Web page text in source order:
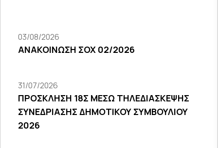
03/08/2026
ΑΝΑΚΟΙΝΩΣΗ ΣΟΧ 02/2026
31/07/2026
ΠΡΟΣΚΛΗΣΗ 18Σ ΜΕΣΩ ΤΗΛΕΔΙΑΣΚΕΨΗΣ
ΣΥΝΕΔΡΙΑΣΗΣ ΔΗΜΟΤΙΚΟΥ ΣΥΜΒΟΥΛΙΟΥ
2026